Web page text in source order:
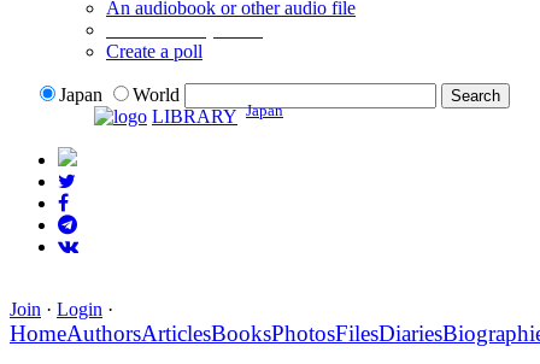
An audiobook or other audio file
Create a poll
Japan
World
LIBRARY Japan
Join · Login ·
HomeAuthorsArticlesBooksPhotosFilesDiaries